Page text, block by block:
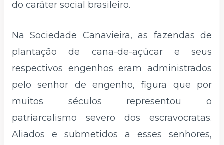
do caráter social brasileiro.
Na Sociedade Canavieira, as fazendas de
plantação de cana-de-açúcar e seus
respectivos engenhos eram administrados
pelo senhor de engenho, figura que por
muitos séculos representou o
patriarcalismo severo dos escravocratas.
Aliados e submetidos a esses senhores,